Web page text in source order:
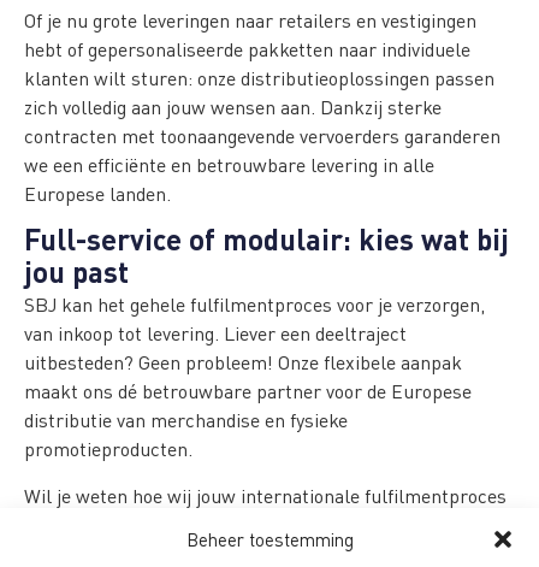
Beheer toestemming
Of je nu grote leveringen naar retailers en vestigingen
hebt of gepersonaliseerde pakketten naar individuele
klanten wilt sturen: onze distributieoplossingen passen
zich volledig aan jouw wensen aan. Dankzij sterke
contracten met toonaangevende vervoerders garanderen
we een efficiënte en betrouwbare levering in alle
Europese landen.
Full-service of modulair: kies wat bij
jou past
SBJ kan het gehele fulfilmentproces voor je verzorgen,
van inkoop tot levering. Liever een deeltraject
uitbesteden? Geen probleem! Onze flexibele aanpak
maakt ons dé betrouwbare partner voor de Europese
distributie van merchandise en fysieke
promotieproducten.
Wil je weten hoe wij jouw internationale fulfilmentproces
vrijblijvend adviesgesprek in!